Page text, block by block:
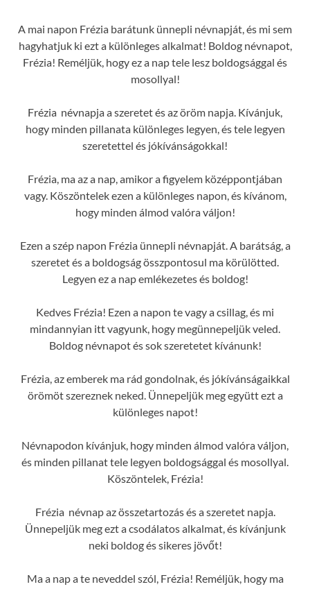
A mai napon Frézia barátunk ünnepli névnapját, és mi sem
hagyhatjuk ki ezt a különleges alkalmat! Boldog névnapot,
Frézia! Reméljük, hogy ez a nap tele lesz boldogsággal és
mosollyal!
Frézia névnapja a szeretet és az öröm napja. Kívánjuk,
hogy minden pillanata különleges legyen, és tele legyen
szeretettel és jókívánságokkal!
Frézia, ma az a nap, amikor a figyelem középpontjában
vagy. Köszöntelek ezen a különleges napon, és kívánom,
hogy minden álmod valóra váljon!
Ezen a szép napon Frézia ünnepli névnapját. A barátság, a
szeretet és a boldogság összpontosul ma körülötted.
Legyen ez a nap emlékezetes és boldog!
Kedves Frézia! Ezen a napon te vagy a csillag, és mi
mindannyian itt vagyunk, hogy megünnepeljük veled.
Boldog névnapot és sok szeretetet kívánunk!
Frézia, az emberek ma rád gondolnak, és jókívánságaikkal
örömöt szereznek neked. Ünnepeljük meg együtt ezt a
különleges napot!
Névnapodon kívánjuk, hogy minden álmod valóra váljon,
és minden pillanat tele legyen boldogsággal és mosollyal.
Köszöntelek, Frézia!
Frézia névnap az összetartozás és a szeretet napja.
Ünnepeljük meg ezt a csodálatos alkalmat, és kívánjunk
neki boldog és sikeres jövőt!
Ma a nap a te neveddel szól, Frézia! Reméljük, hogy ma